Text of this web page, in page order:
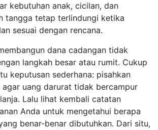
kebutuhan anak, cicilan, dan
tangga tetap terlindungi ketika
sesuai dengan rencana.
dana cadangan tidak
langkah besar atau rumit. Cukup
keputusan sederhana: pisahkan
agar uang darurat tidak bercampur
Lalu lihat kembali catatan
Anda untuk mengetahui berapa
benar-benar dibutuhkan. Dari situ,